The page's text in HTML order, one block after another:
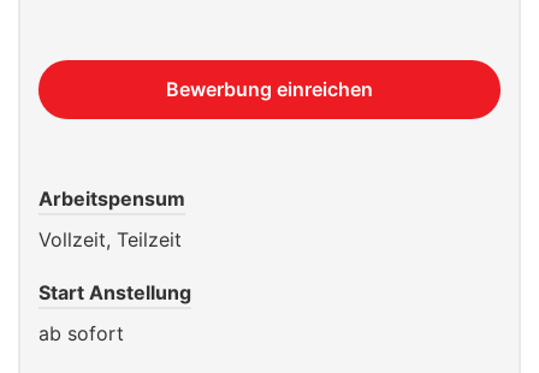
Bewerbung einreichen
Arbeitspensum
Vollzeit, Teilzeit
Start Anstellung
ab sofort